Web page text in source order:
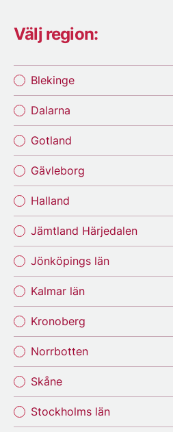
Välj region:
Blekinge
Dalarna
Gotland
Gävleborg
Halland
Jämtland Härjedalen
Jönköpings län
Kalmar län
Kronoberg
Norrbotten
Skåne
Stockholms län